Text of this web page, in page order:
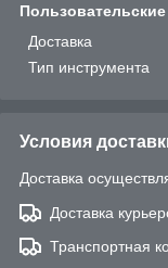
Доставка
Тип инструмента
Условия
Доставка
Доставка
Транспортная